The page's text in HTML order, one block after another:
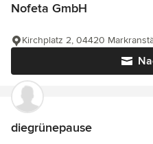
Nofeta GmbH
Kirchplatz 2, 04420
diegrünepause